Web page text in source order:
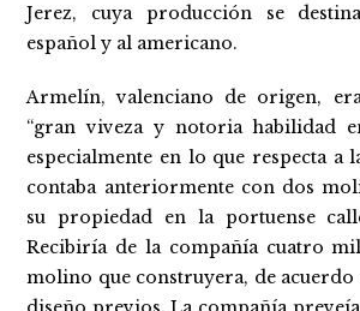
Jerez, cuya producción se
español y al americano.
Armelín, valenciano de origen,
“gran viveza y notoria habilidad
especialmente en lo que respecta a
contaba anteriormente con dos
su propiedad en la portuense
Recibiría de la compañía cuatro
molino que construyera, de